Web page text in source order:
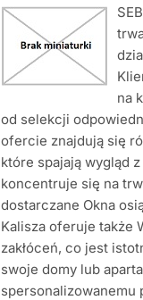
na
od selekcji
ofercie znajdują się
które spajają wygląd
koncentruje się na
dostarczane Okna
Kalisza oferuje także
zakłóceń, co jest
swoje domy lub
spersonalizowanemu